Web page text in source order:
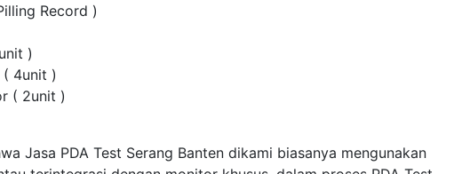
Record )
)
( 4unit )
( 2unit )
Jasa PDA Test Serang Banten dikami biasanya mengunakan